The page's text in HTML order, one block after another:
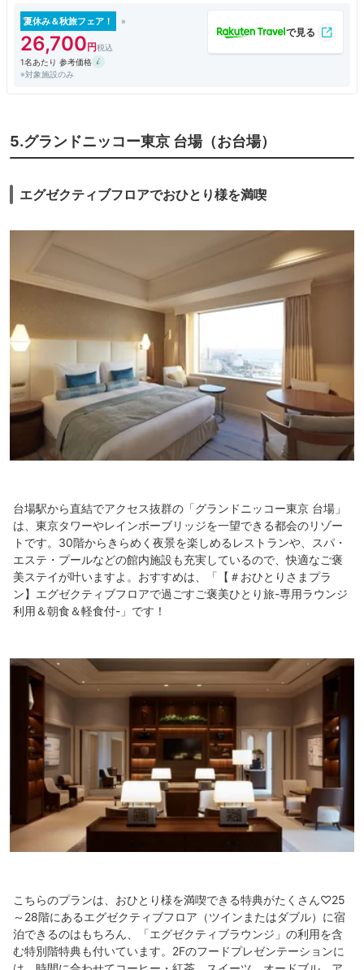
間、エグゼクティブハウス禅です。
そして禅に数室あるジュニアスイートの中でも特にお気に入りの部屋があ
り、予約の際は必ずリクエストしています。
以前ガーデンスイートに滞在した時はふたりでは広過ぎる感があり、また
檜スイートは奥行き感があり過ぎる…でもこのお部屋は空間も心地好くま
思い出になりました。
夏休み＆秋旅フェア！
26,700
1名あたり 参考価格
※対象施設のみ
5.グランドニッコー東京 台場（お台場）
エグゼクティブフロアでおひとり様を満喫
台場駅から直結でアクセス抜群の「グランドニッコー東京 台場」
は、東京タワーやレインボーブリッジを一望できる都会のリゾー
トです。30階からきらめく夜景を楽しめるレストランや、スパ・
エステ・プールなどの館内施設も充実しているので、快適なご褒
美ステイが叶いますよ。おすすめは、「【＃おひとりさまプラ
ン】エグゼクティブフロアで過ごすご褒美ひとり旅-専用ラウンジ
利用＆朝食＆軽食付-」です！
こちらのプランは、おひとり様を満喫できる特典がたくさん♡25
～28階にあるエグゼクティブフロア（ツインまたはダブル）に宿
泊できるのはもちろん、「エグゼクティブラウンジ」の利用を含
む特別階特典も付いています。2Fのフードプレゼンテーションに